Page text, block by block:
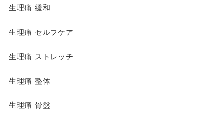
生理痛 緩和
生理痛 セルフケア
生理痛 ストレッチ
生理痛 整体
生理痛 骨盤